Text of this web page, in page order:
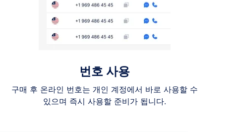
번호 사용
구매 후 온라인 번호는 개인 계정에서 바로 사용할 수
있으며 즉시 사용할 준비가 됩니다.